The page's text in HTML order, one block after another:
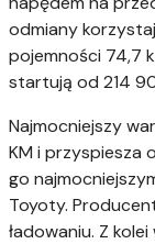
odmiany
pojemności 74,7
startują od 214
Najmocniejszy
KM i przyspiesza
go
Toyoty.
ładowaniu. Z